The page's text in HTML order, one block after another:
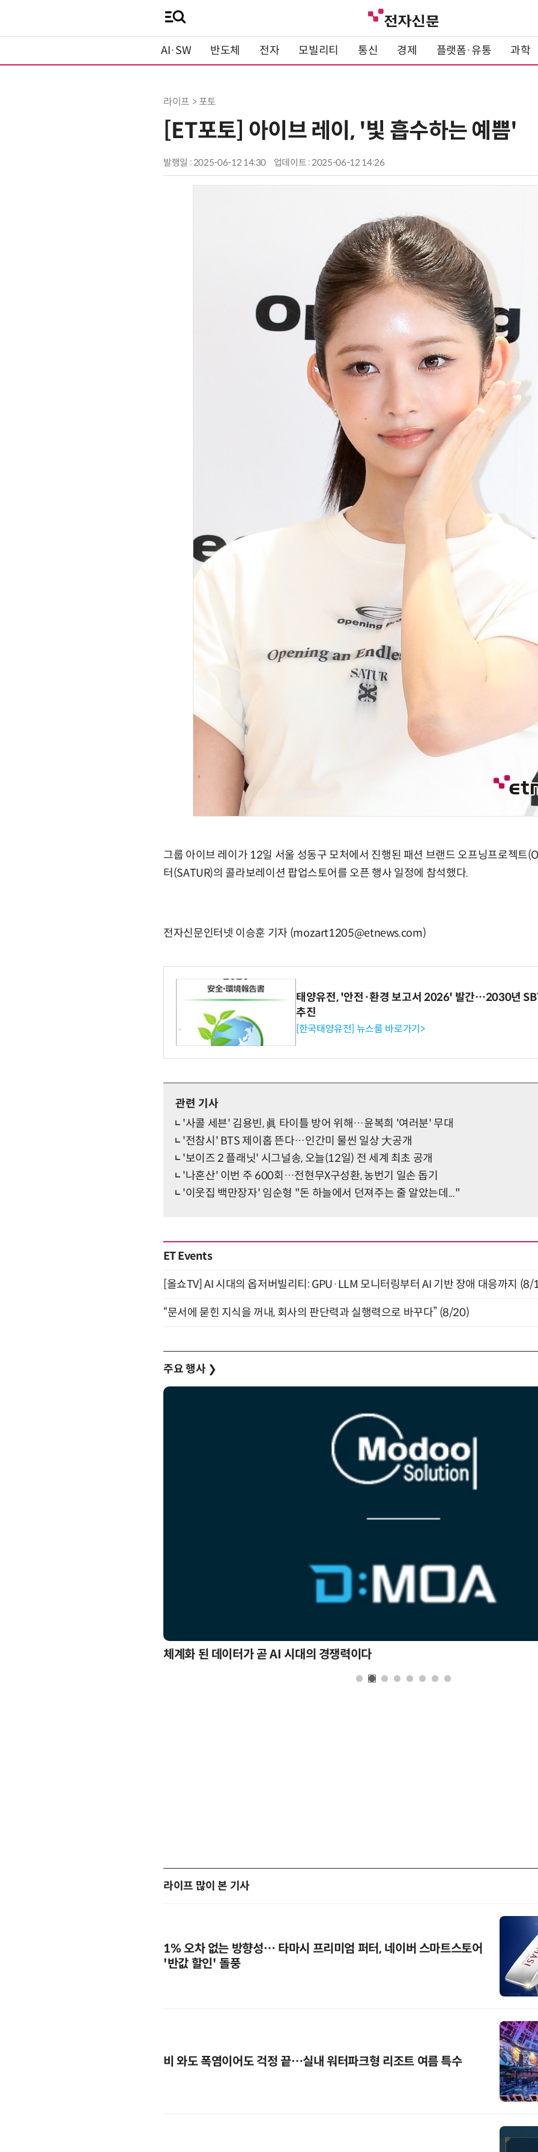
AI·SW 반도체 전자 모빌리티 통신 경제 플랫폼·유통 과학
라이프 > 포토
[ET포토] 아이브 레이, '빛 흡수하는 예쁨'
발행일 : 2025-06-12 14:30 업데이트 : 2025-06-12 14:26
그룹 아이브 레이가 12일 서울 성동구 모처에서 진행된 패션 브랜드 오프닝프로젝트
터(SATUR)의 콜라보레이션 팝업스토어를 오픈 행사 일정에 참석했다.
전자신문인터넷 이승훈 기자 (mozart1205@etnews.com)
태양유전, '안전·환경 보고서 2026' 발간…2030년
추진
[한국태양유전] 뉴스룸 바로가기>
관련 기사
'사콜 세븐' 김용빈, 眞 타이틀 방어 위해…윤복희 '여러분' 무대
'전참시' BTS 제이홉 뜬다…인간미 물씬 일상 大공개
'보이즈 2 플래닛' 시그널송, 오늘(12일) 전 세계 최초 공개
'나혼산' 이번 주 600회…전현무X구성환, 농번기 일손 돕기
'이웃집 백만장자' 임순형 "돈 하늘에서 던져주는 줄 알았는데..."
ET Events
[올쇼TV] AI 시대의 옵저버빌리티: GPU·LLM 모니터링부터 AI 기반 장애 대응까지
“문서에 묻힌 지식을 꺼내, 회사의 판단력과 실행력으로 바꾸다” (8/20)
주요 행사 ❯
체계화 된 데이터가 곧 AI 시대의 경쟁력이다
라이프 많이 본 기사
1% 오차 없는 방향성… 타마시 프리미엄 퍼터, 네이버 스마트스토어
'반값 할인' 돌풍
비 와도 폭염이어도 걱정 끝…실내 워터파크형 리조트 여름 특수